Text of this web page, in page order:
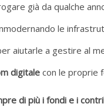
già da qualche
le
aiutarle a gestire al
digitale con le proprie
di più i fondi e i